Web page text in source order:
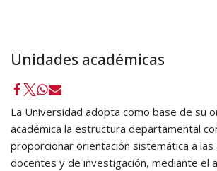
Unidades académicas
La Universidad adopta como base de su
académica la estructura departamental
proporcionar orientación sistemática a las
docentes y de investigación, mediante el